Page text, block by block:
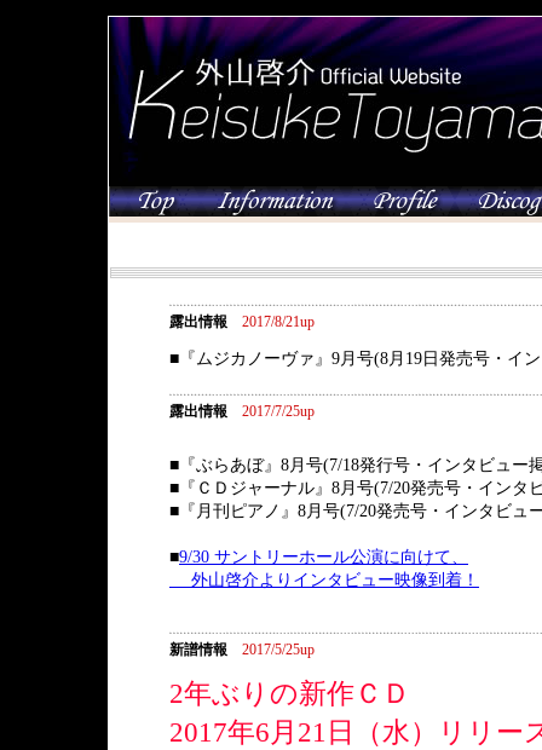
露出情報 2017/8/21up
■『ムジカノーヴァ』9月号(8月19日発売号・イ
露出情報 2017/7/25up
■『ぶらあぼ』8月号(7/18発行号・インタビュー
■『ＣＤジャーナル』8月号(7/20発売号・インタ
■『月刊ピアノ』8月号(7/20発売号・インタビュ
■9/30 サントリーホール公演に向けて、
外山啓介よりインタビュー映像到着！
新譜情報 2017/5/25up
2年ぶりの新作ＣＤ
2017年6月21日（水）リリー